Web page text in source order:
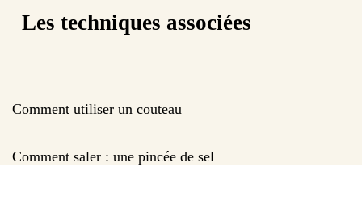
Les techniques associées
Comment utiliser un couteau
Comment saler : une pincée de sel